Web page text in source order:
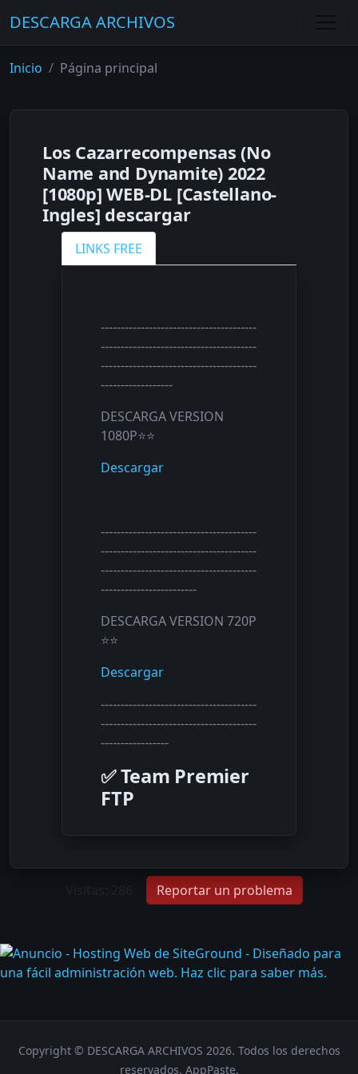
DESCARGA ARCHIVOS
Inicio Página principal
Los Cazarrecompensas (No
Name and Dynamite) 2022
[1080p] WEB-DL [Castellano-
Ingles] descargar
LINKS FREE
---------------------------------------
---------------------------------------
---------------------------------------
------------------
DESCARGA VERSION
1080P⭐⭐
Descargar
---------------------------------------
---------------------------------------
---------------------------------------
------------------------
DESCARGA VERSION 720P
⭐⭐
Descargar
---------------------------------------
---------------------------------------
-----------------
✅ Team Premier
FTP
Reportar un problema
Copyright © DESCARGA ARCHIVOS 2026. Todos los derechos
reservados. AppPaste.